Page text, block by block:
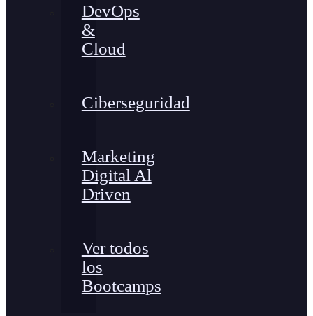
DevOps
&
Cloud
Ciberseguridad
Marketing
Digital Al
Driven
Ver todos
los
Bootcamps